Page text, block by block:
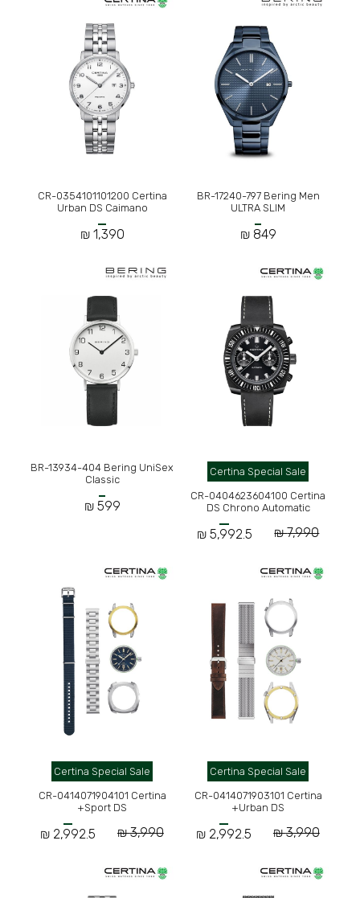
BR-17240-797 Bering Men
ULTRA SLIM
849 ₪
CR-0354101101200 Certina
Urban DS Caimano
1,390 ₪
Certina Special Sale
CR-0404623604100 Certina
DS Chrono Automatic
7,990 ₪
5,992.5 ₪
BR-13934-404 Bering UniSex
Classic
599 ₪
Certina Special Sale
CR-0414071903101 Certina
Urban DS+
3,990 ₪
2,992.5 ₪
Certina Special Sale
CR-0414071904101 Certina
Sport DS+
3,990 ₪
2,992.5 ₪